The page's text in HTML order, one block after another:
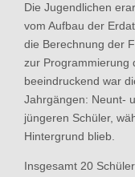
Die Jugendlichen
vom Aufbau der
die Berechnung der
zur Programmierung
beeindruckend war
Jahrgängen: Neunt-
jüngeren Schüler,
Hintergrund blieb.
Insgesamt 20